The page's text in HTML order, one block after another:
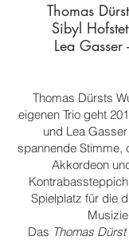
Thomas
Sibyl Hofst
Lea
Thomas Dürsts
eigenen Trio geht
und Lea
spannende Stimme,
Akkordeon
Spielplatz für die
Das Thomas Dürst